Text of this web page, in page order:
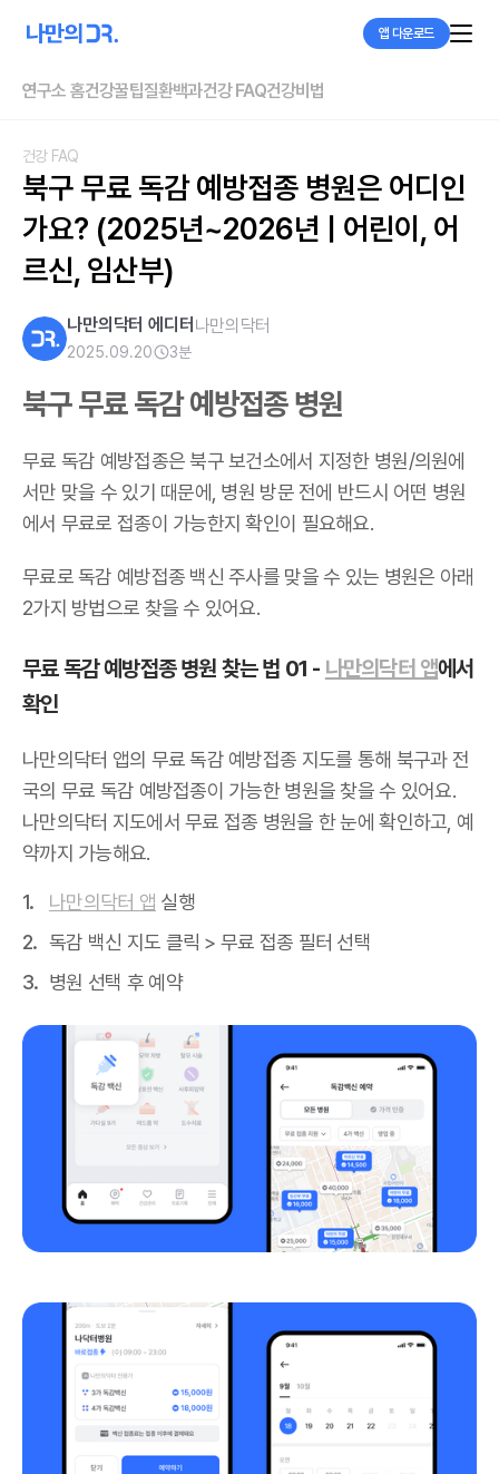
앱 다운로드
연구소 홈건강꿀팁질환백과건강 FAQ건강비법
건강 FAQ
북구 무료 독감 예방접종 병원은 어디인
가요? (2025년~2026년 | 어린이, 어
르신, 임산부)
나만의닥터 에디터 나만의닥터
2025.09.20 3분
북구 무료 독감 예방접종 병원
무료 독감 예방접종은 북구 보건소에서 지정한 병원/의원에
서만 맞을 수 있기 때문에, 병원 방문 전에 반드시 어떤 병원
에서 무료로 접종이 가능한지 확인이 필요해요.
무료로 독감 예방접종 백신 주사를 맞을 수 있는 병원은 아래
2가지 방법으로 찾을 수 있어요.
무료 독감 예방접종 병원 찾는 법 01 - 나만의닥터 앱에서
확인
나만의닥터 앱의 무료 독감 예방접종 지도를 통해 북구과 전
국의 무료 독감 예방접종이 가능한 병원을 찾을 수 있어요.
나만의닥터 지도에서 무료 접종 병원을 한 눈에 확인하고, 예
약까지 가능해요.
나만의닥터 앱 실행
독감 백신 지도 클릭 > 무료 접종 필터 선택
병원 선택 후 예약